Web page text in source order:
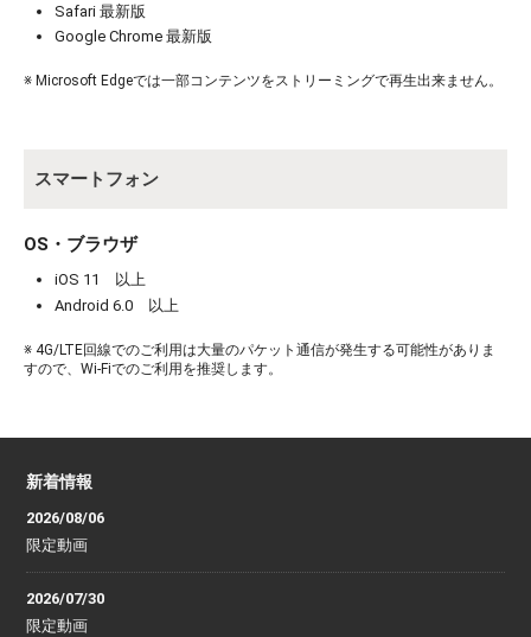
Safari 最新版
Google Chrome 最新版
※ Microsoft Edgeでは一部コンテンツをストリーミングで再生出来ません。
スマートフォン
OS・ブラウザ
iOS 11 以上
Android 6.0 以上
※ 4G/LTE回線でのご利用は大量のパケット通信が発生する可能性がありま
すので、Wi-Fiでのご利用を推奨します。
新着情報
2026/08/06
限定動画
2026/07/30
限定動画